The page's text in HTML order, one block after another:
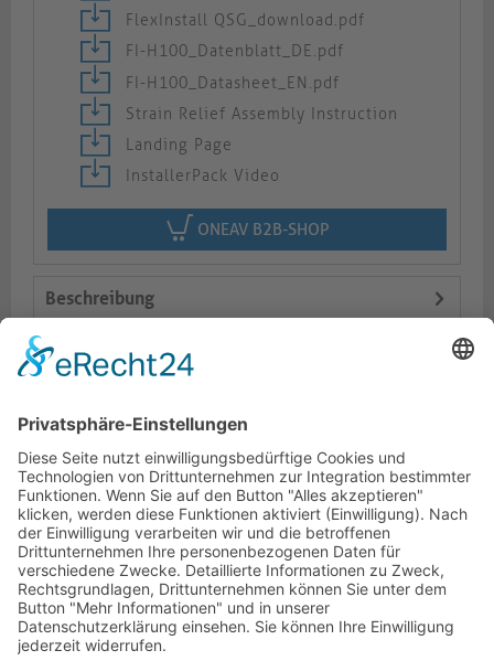
FlexInstall QSG_download.pdf
FI-H100_Datenblatt_DE.pdf
FI-H100_Datasheet_EN.pdf
Strain Relief Assembly Instruction
Landing Page
InstallerPack Video
ONEAV B2B-SHOP
Beschreibung
Logistik
Dokumente
HOTLINE